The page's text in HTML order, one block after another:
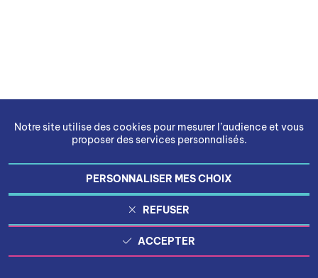
Notre site utilise des cookies pour mesurer l’audience et vous
proposer des services personnalisés.
PERSONNALISER MES CHOIX
REFUSER
ACCEPTER